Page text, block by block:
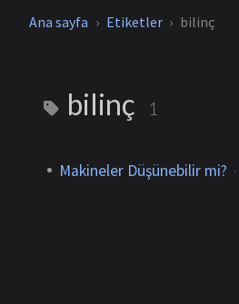
Ana sayfa Etiketler bilinç
bilinç 1
Makineler Düşünebilir mi?